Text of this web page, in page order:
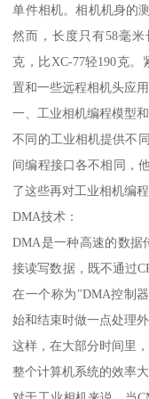
单件相机。相机机身的
然而，长度只有58毫
克，比XC-77轻190克
置和一些远程相机头应用
一、工业相机编程模型
不同的工业相机提供不
间编程接口各不相同，
了这些再对工业相机编程
DMA技术：
DMA是一种高速的数据
接读写数据，既不通过
在一个称为"DMA控制
始和结束时做一点处理
这样，在大部分时间里
整个计算机系统的效率大